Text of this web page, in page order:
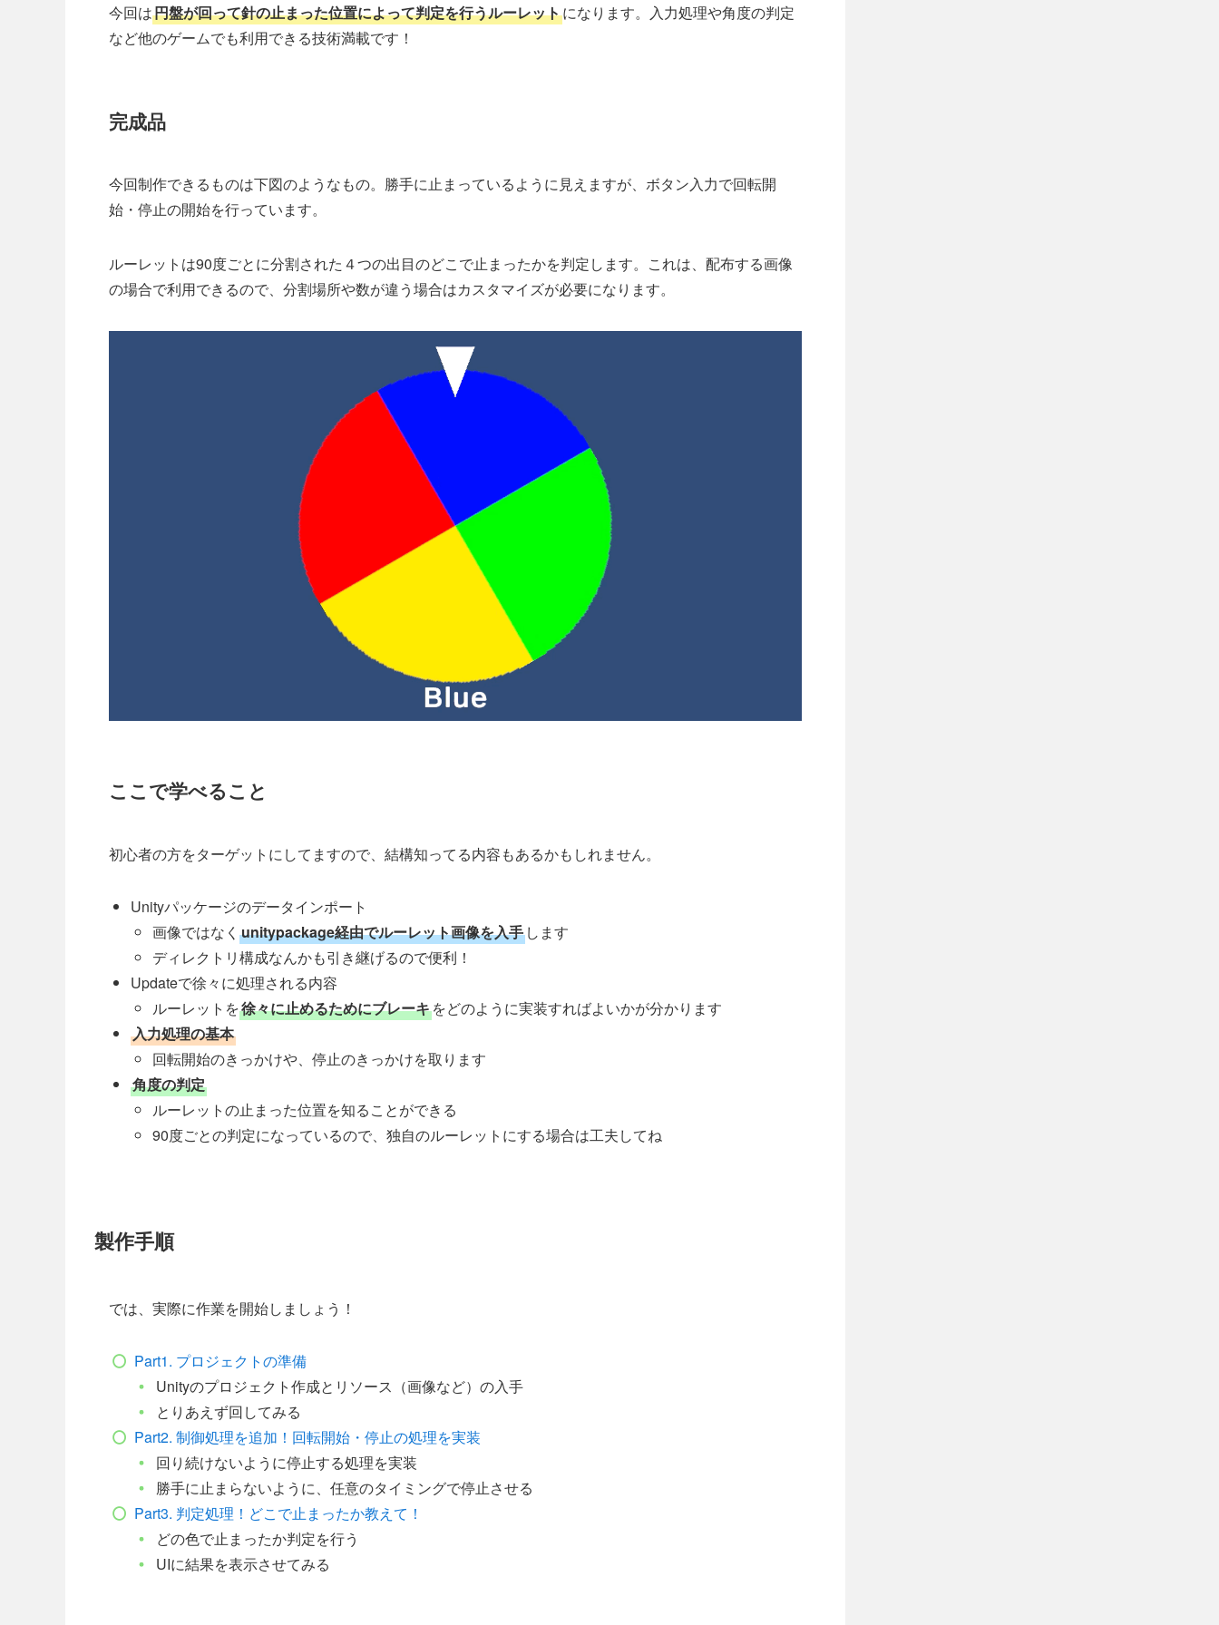
今回は円盤が回って針の止まった位置によって判定を行うルーレットになります。入力処理や角度の判定
など他のゲームでも利用できる技術満載です！
完成品
今回制作できるものは下図のようなもの。勝手に止まっているように見えますが、ボタン入力で回転開
始・停止の開始を行っています。
ルーレットは90度ごとに分割された４つの出目のどこで止まったかを判定します。これは、配布する画像
の場合で利用できるので、分割場所や数が違う場合はカスタマイズが必要になります。
ここで学べること
初心者の方をターゲットにしてますので、結構知ってる内容もあるかもしれません。
Unityパッケージのデータインポート
画像ではなく unitypackage経由でルーレット画像を入手 します
ディレクトリ構成なんかも引き継げるので便利！
Updateで徐々に処理される内容
ルーレットを徐々に止めるためにブレーキをどのように実装すればよいかが分かります
入力処理の基本
回転開始のきっかけや、停止のきっかけを取ります
角度の判定
ルーレットの止まった位置を知ることができる
90度ごとの判定になっているので、独自のルーレットにする場合は工夫してね
製作手順
では、実際に作業を開始しましょう！
Part1. プロジェクトの準備
Unityのプロジェクト作成とリソース（画像など）の入手
とりあえず回してみる
Part2. 制御処理を追加！回転開始・停止の処理を実装
回り続けないように停止する処理を実装
勝手に止まらないように、任意のタイミングで停止させる
Part3. 判定処理！どこで止まったか教えて！
どの色で止まったか判定を行う
UIに結果を表示させてみる